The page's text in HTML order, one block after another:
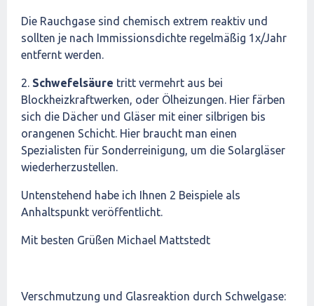
Die Rauchgase sind chemisch extrem reaktiv und
sollten je nach Immissionsdichte regelmäßig 1x/Jahr
entfernt werden.
2. Schwefelsäure tritt vermehrt aus bei
Blockheizkraftwerken, oder Ölheizungen. Hier färben
sich die Dächer und Gläser mit einer silbrigen bis
orangenen Schicht. Hier braucht man einen
Spezialisten für Sonderreinigung, um die Solargläser
wiederherzustellen.
Untenstehend habe ich Ihnen 2 Beispiele als
Anhaltspunkt veröffentlicht.
Mit besten Grüßen Michael Mattstedt
Verschmutzung und Glasreaktion durch Schwelgase: